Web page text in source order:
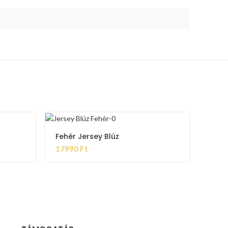
Fehér Jersey Blúz
17990 Ft